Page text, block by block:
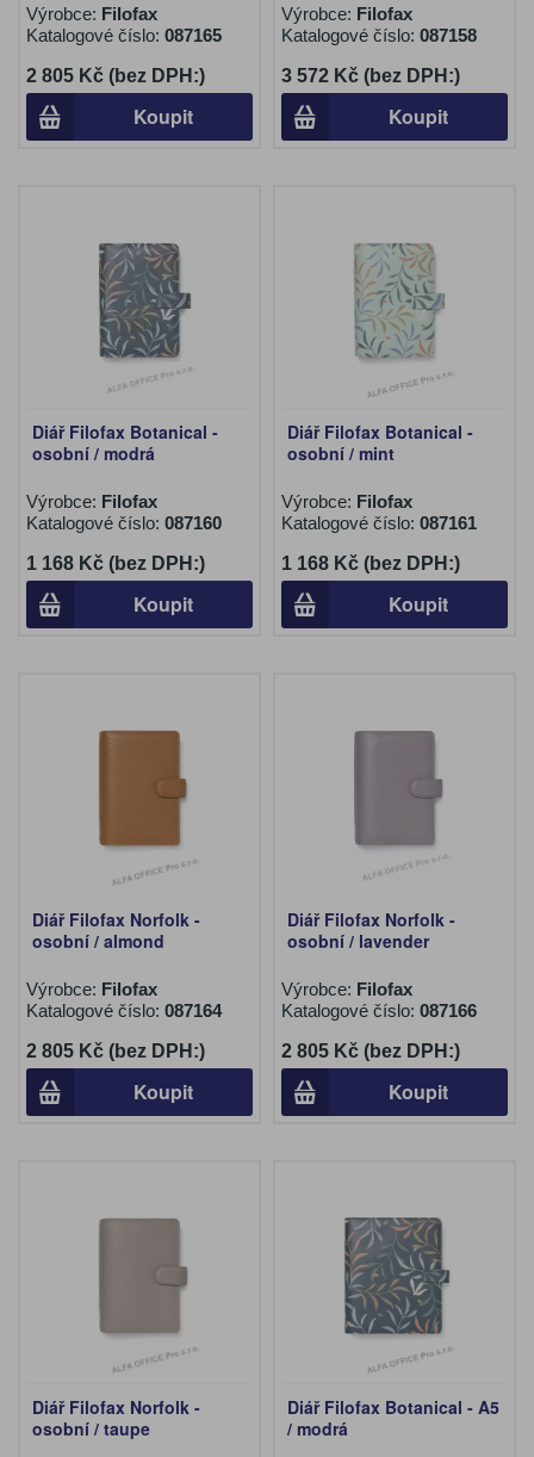
Výrobce: Filofax
Katalogové číslo: 087165
2 805 Kč (bez DPH:)
Koupit
Výrobce: Filofax
Katalogové číslo: 087158
3 572 Kč (bez DPH:)
Koupit
Diář Filofax Botanical -
osobní / modrá
Výrobce: Filofax
Katalogové číslo: 087160
1 168 Kč (bez DPH:)
Koupit
Diář Filofax Botanical -
osobní / mint
Výrobce: Filofax
Katalogové číslo: 087161
1 168 Kč (bez DPH:)
Koupit
Diář Filofax Norfolk -
osobní / almond
Výrobce: Filofax
Katalogové číslo: 087164
2 805 Kč (bez DPH:)
Koupit
Diář Filofax Norfolk -
osobní / lavender
Výrobce: Filofax
Katalogové číslo: 087166
2 805 Kč (bez DPH:)
Koupit
Diář Filofax Norfolk -
osobní / taupe
Diář Filofax Botanical - A5
/ modrá